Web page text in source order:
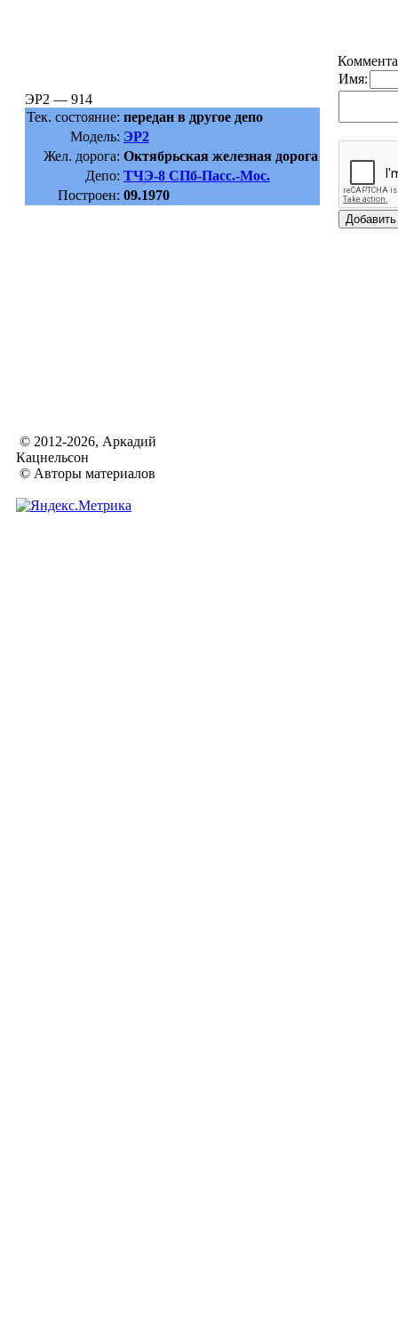
ЭР2 — 914
Тек. состояние: передан в другое депо
Модель: ЭР2
Жел. дорога: Октябрьская железная дорога
Депо: ТЧЭ-8 СПб-Пасс.-Мос.
Построен: 09.1970
Имя:
© 2012-2026, Аркадий
Кацнельсон
© Авторы материалов